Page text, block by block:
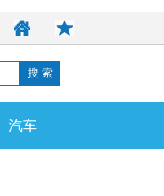
汽车